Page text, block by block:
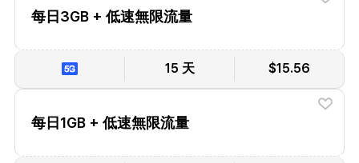
每日3GB + 低速無限流量
15 天 $15.56
每日1GB + 低速無限流量